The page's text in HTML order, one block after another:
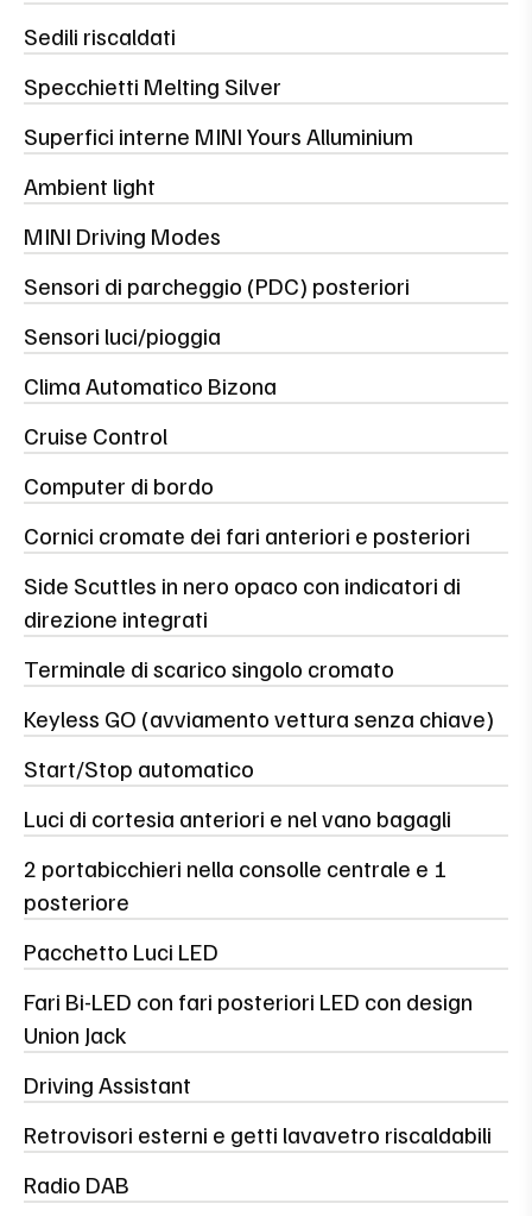
Sedili riscaldati
Specchietti Melting Silver
Superfici interne MINI Yours Alluminium
Ambient light
MINI Driving Modes
Sensori di parcheggio (PDC) posteriori
Sensori luci/pioggia
Clima Automatico Bizona
Cruise Control
Computer di bordo
Cornici cromate dei fari anteriori e posteriori
Side Scuttles in nero opaco con indicatori di
direzione integrati
Terminale di scarico singolo cromato
Keyless GO (avviamento vettura senza chiave)
Start/Stop automatico
Luci di cortesia anteriori e nel vano bagagli
2 portabicchieri nella consolle centrale e 1
posteriore
Pacchetto Luci LED
Fari Bi-LED con fari posteriori LED con design
Union Jack
Driving Assistant
Retrovisori esterni e getti lavavetro riscaldabili
Radio DAB